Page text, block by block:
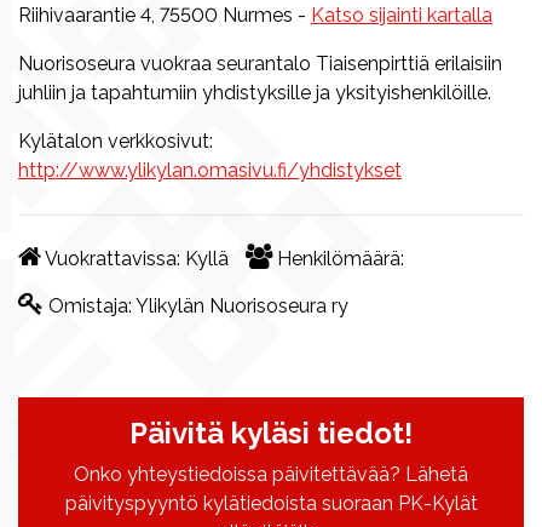
Riihivaarantie 4, 75500 Nurmes - Katso sijainti kartalla
Nuorisoseura vuokraa seurantalo Tiaisenpirttiä erilaisiin
juhliin ja tapahtumiin yhdistyksille ja yksityishenkilöille.
Kylätalon verkkosivut:
http://www.ylikylan.omasivu.fi/yhdistykset
Vuokrattavissa: Kyllä Henkilömäärä:
Omistaja: Ylikylän Nuorisoseura ry
Päivitä kyläsi tiedot!
Onko yhteystiedoissa päivitettävää? Lähetä
päivityspyyntö kylätiedoista suoraan PK-Kylät